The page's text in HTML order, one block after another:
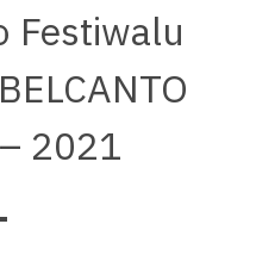
Festiwalu
2021